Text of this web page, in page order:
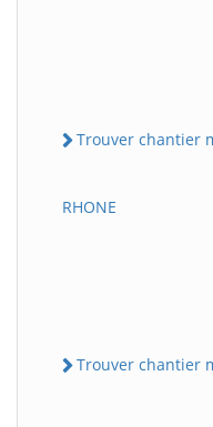
Trouver chantier
RHONE
Trouver chantier